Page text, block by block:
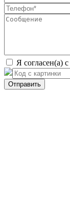
Я согласен(а) с
Отправить